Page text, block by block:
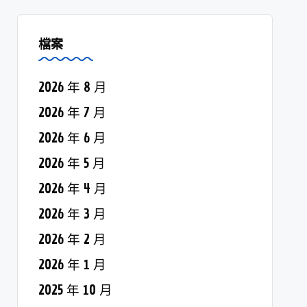
檔案
2026 年 8 月
2026 年 7 月
2026 年 6 月
2026 年 5 月
2026 年 4 月
2026 年 3 月
2026 年 2 月
2026 年 1 月
2025 年 10 月